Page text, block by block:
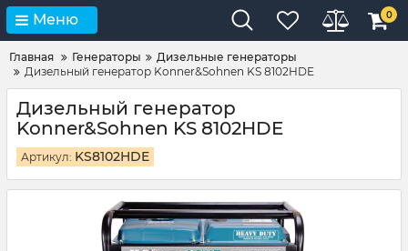
Меню 0
Главная Генераторы
Дизельные генераторы
Дизельный генератор Konner&Sohnen KS 8102HDE
Дизельный генератор
Konner&Sohnen KS 8102HDE
Артикул: KS8102HDE